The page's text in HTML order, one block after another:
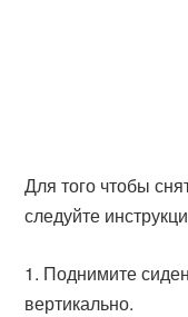
Для того чтобы
следуйте
Поднимите
вертикально.